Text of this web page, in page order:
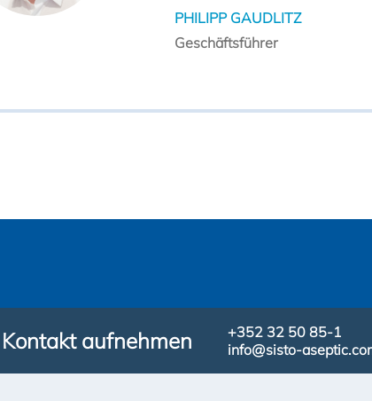
PHILIPP GAUDLITZ
Geschäftsführer
Kontakt aufnehmen
+352 32 50 85-1
info@sisto-